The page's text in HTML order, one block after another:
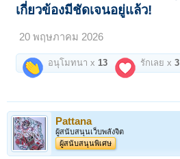
เกี่ยวข้องมีชัดเจนอยู่แล้ว!
20 พฤษภาคม 2026
อนุโมทนา x 13 รักเลย x3
Pattana
ผู้สนับสนุนเว็บพลังจิต
ผู้สนับสนุนพิเศษ